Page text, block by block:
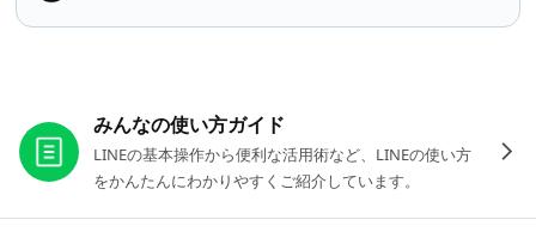
みんなの使い方ガイド
LINEの基本操作から便利な活用術など、LINEの使い方
をかんたんにわかりやすくご紹介しています。